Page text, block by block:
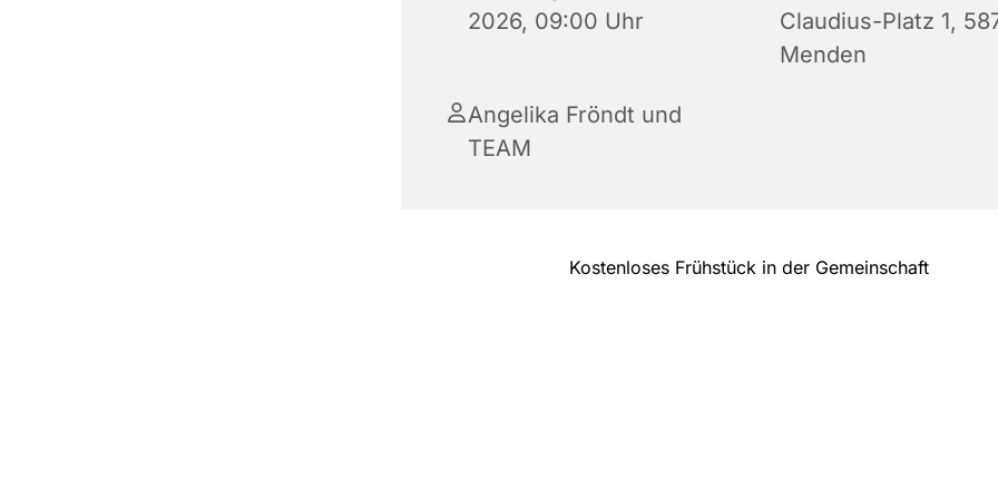
2026, 09:00 Uhr
Claudius-Platz 1,
Menden
Angelika Fröndt und
TEAM
Kostenloses Frühstück in der Gemeinschaft